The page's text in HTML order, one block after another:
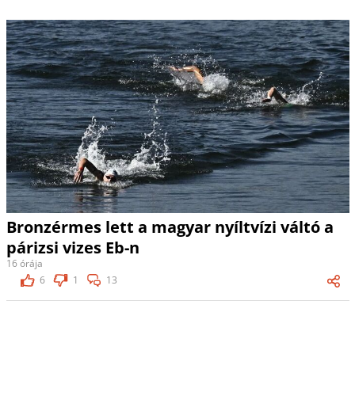
Bronzérmes lett a magyar nyíltvízi váltó a
párizsi vizes Eb-n
16 órája
6
1 13